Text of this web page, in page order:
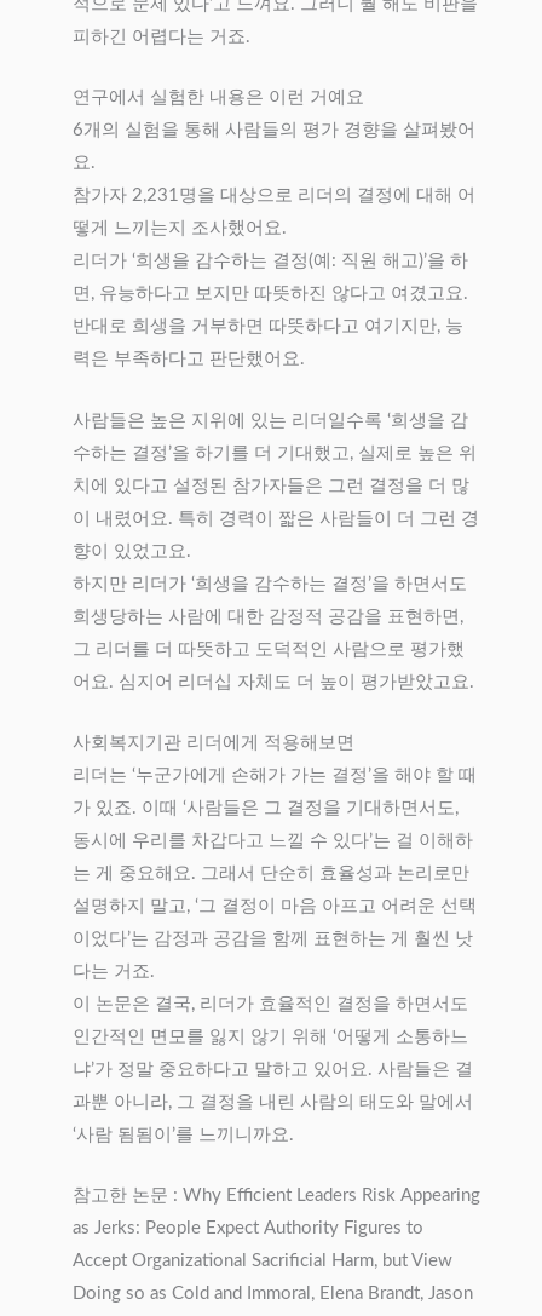
적으로 문제 있다’고 느껴요. 그러니 뭘 해도 비판을
피하긴 어렵다는 거죠.
연구에서 실험한 내용은 이런 거예요
6개의 실험을 통해 사람들의 평가 경향을 살펴봤어
요.
참가자 2,231명을 대상으로 리더의 결정에 대해 어
떻게 느끼는지 조사했어요.
리더가 ‘희생을 감수하는 결정(예: 직원 해고)’을 하
면, 유능하다고 보지만 따뜻하진 않다고 여겼고요.
반대로 희생을 거부하면 따뜻하다고 여기지만, 능
력은 부족하다고 판단했어요.
사람들은 높은 지위에 있는 리더일수록 ‘희생을 감
수하는 결정’을 하기를 더 기대했고, 실제로 높은 위
치에 있다고 설정된 참가자들은 그런 결정을 더 많
이 내렸어요. 특히 경력이 짧은 사람들이 더 그런 경
향이 있었고요.
하지만 리더가 ‘희생을 감수하는 결정’을 하면서도
희생당하는 사람에 대한 감정적 공감을 표현하면,
그 리더를 더 따뜻하고 도덕적인 사람으로 평가했
어요. 심지어 리더십 자체도 더 높이 평가받았고요.
사회복지기관 리더에게 적용해보면
리더는 ‘누군가에게 손해가 가는 결정’을 해야 할 때
가 있죠. 이때 ‘사람들은 그 결정을 기대하면서도,
동시에 우리를 차갑다고 느낄 수 있다’는 걸 이해하
는 게 중요해요. 그래서 단순히 효율성과 논리로만
설명하지 말고, ‘그 결정이 마음 아프고 어려운 선택
이었다’는 감정과 공감을 함께 표현하는 게 훨씬 낫
다는 거죠.
이 논문은 결국, 리더가 효율적인 결정을 하면서도
인간적인 면모를 잃지 않기 위해 ‘어떻게 소통하느
냐’가 정말 중요하다고 말하고 있어요. 사람들은 결
과뿐 아니라, 그 결정을 내린 사람의 태도와 말에서
‘사람 됨됨이’를 느끼니까요.
참고한 논문 : Why Efficient Leaders Risk Appearing
as Jerks: People Expect Authority Figures to
Accept Organizational Sacrificial Harm, but View
Doing so as Cold and Immoral, Elena Brandt, Jason